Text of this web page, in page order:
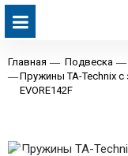
Главная Подвеска
Пружины TA-Technix с
EVORE142F